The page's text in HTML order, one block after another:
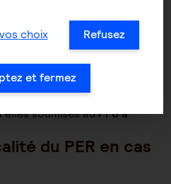
par le plan et perçues
imposées au
PFU
l'acquisition de la
de versements non
soumises auPFU à
du PER en cas
choix Refusez
et fermez